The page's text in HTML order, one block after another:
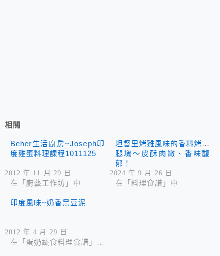
相關
Beher生活廚房~Joseph印
度雞蛋料理課程1011125
2012 年 11 月 29 日
在「廚藝工作坊」中
坦督里烤雞風味的香料烤雞
腿塊～皮酥肉嫩、香味馥
郁！
2024 年 9 月 26 日
在「料理食譜」中
印度風味~奶香黑豆泥
2012 年 4 月 29 日
在「蛋奶蔬食料理食譜」中